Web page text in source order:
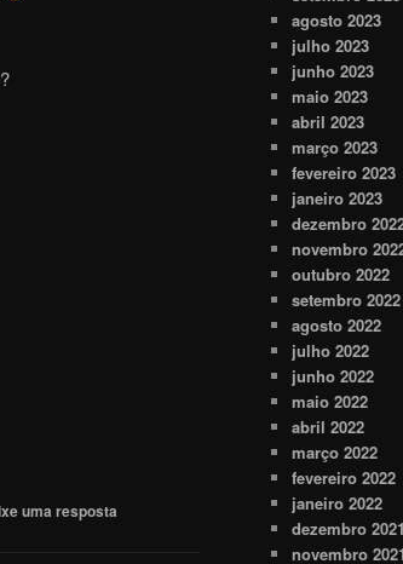
uma resposta
agosto 2023
julho 2023
junho 2023
maio 2023
abril 2023
março 2023
fevereiro 2023
janeiro 2023
dezembro
novembro
outubro 2022
setembro 2022
agosto 2022
julho 2022
junho 2022
maio 2022
abril 2022
março 2022
fevereiro 2022
janeiro 2022
dezembro 2021
novembro 2021